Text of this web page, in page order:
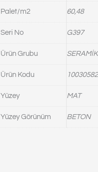
Palet/m2 60,48
Seri No G397
Ürün Grubu SERAMİK
Ürün Kodu
Yüzey MAT
Yüzey Görünüm BETON